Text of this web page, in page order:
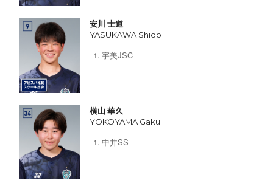
安川 士道
YASUKAWA Shido
宇美JSC
横山 華久
YOKOYAMA Gaku
中井SS